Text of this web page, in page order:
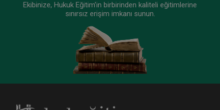
Ekibinize, Hukuk Eğitim’in birbirinden kaliteli eğitimlerine
sınırsız erişim imkanı sunun.